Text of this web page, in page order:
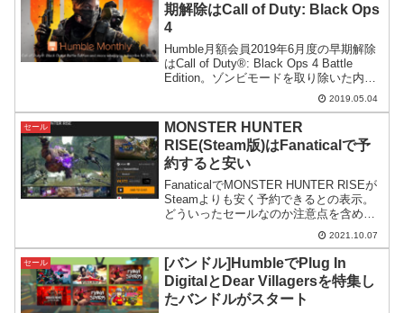
期解除はCall of Duty: Black Ops
4
Humble月額会員2019年6月度の早期解除
はCall of Duty®: Black Ops 4 Battle
Edition。ゾンビモードを取り除いた内容
で怖いゲームが苦手な人に優しい構成に
なっています。またDLCももらえます。
2019.05.04
セール
MONSTER HUNTER
RISE(Steam版)はFanaticalで予
約すると安い
FanaticalでMONSTER HUNTER RISEが
Steamよりも安く予約できるとの表示。
どういったセールなのか注意点を含めて
2021.10.07
セール
[バンドル]HumbleでPlug In
DigitalとDear Villagersを特集し
たバンドルがスタート